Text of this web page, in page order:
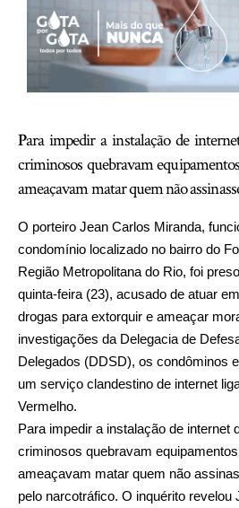
Para impedir a instalação de
criminosos quebravam
ameaçavam matar quem não
O porteiro Jean Carlos Miranda,
condomínio localizado no bairro do
Região Metropolitana do Rio, foi
quinta-feira (23), acusado de atuar
drogas para extorquir e ameaçar
investigações da Delegacia de
Delegados (DDSD), os condôminos
um serviço clandestino de internet
Vermelho.
Para impedir a instalação de internet
criminosos quebravam
ameaçavam matar quem não
pelo narcotráfico. O inquérito revelou